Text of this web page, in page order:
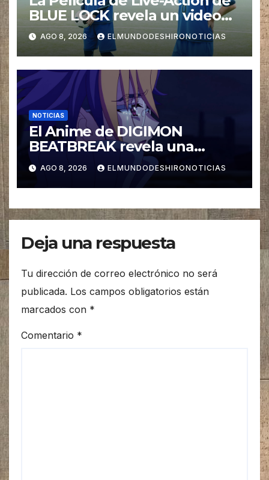
BLUE LOCK revela un video
especial con el tema musical
interpretado por Ado
AGO 8, 2026 ELMUNDODESHIRONOTICIAS
NOTICIAS
El Anime de DIGIMON
BEATBREAK revela una
nueva imagen para su ultimo
Arco Asuka
AGO 8, 2026 ELMUNDODESHIRONOTICIAS
Deja una respuesta
Tu dirección de correo electrónico no será
publicada. Los campos obligatorios están
marcados con *
Comentario *